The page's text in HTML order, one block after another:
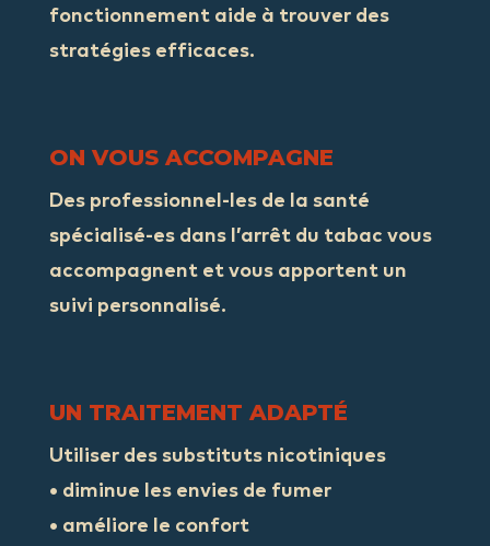
fonctionnement aide à trouver des
stratégies efficaces.
ON VOUS ACCOMPAGNE
Des professionnel-les de la santé
spécialisé-esdans l’arrêt du tabac vous
accompagnent et vous apportent un
suivi personnalisé.
UN TRAITEMENT ADAPTÉ
Utiliser des substituts nicotiniques
• diminue les envies de fumer
• améliore le confort